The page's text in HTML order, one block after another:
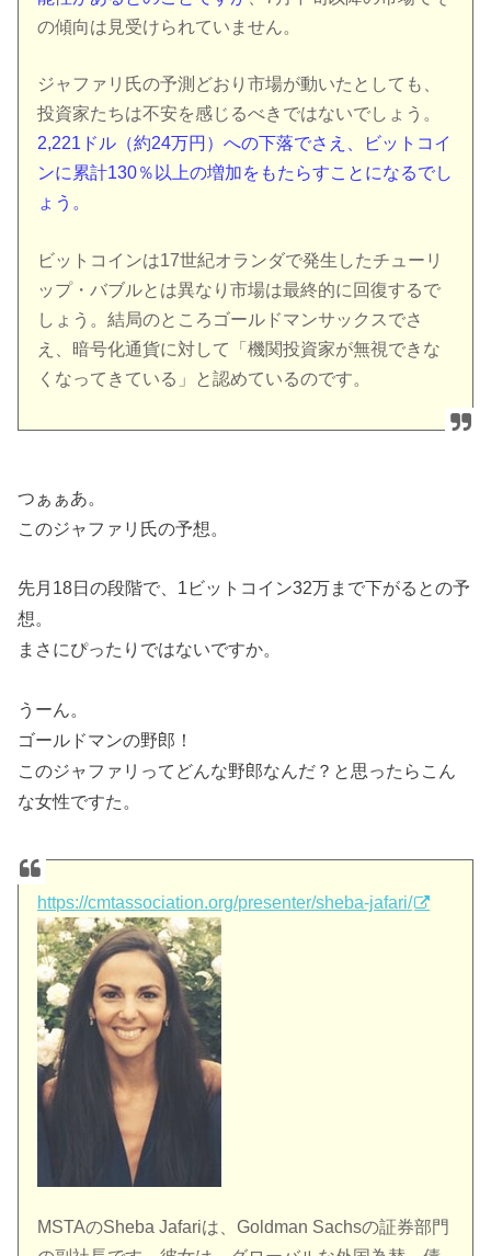
の傾向は見受けられていません。
ジャファリ氏の予測どおり市場が動いたとしても、
投資家たちは不安を感じるべきではないでしょう。
2,221ドル（約24万円）への下落でさえ、ビットコイ
ンに累計130％以上の増加をもたらすことになるでし
ょう。
ビットコインは17世紀オランダで発生したチューリ
ップ・バブルとは異なり市場は最終的に回復するで
しょう。結局のところゴールドマンサックスでさ
え、暗号化通貨に対して「機関投資家が無視できな
くなってきている」と認めているのです。
つぁぁあ。
このジャファリ氏の予想。
先月18日の段階で、1ビットコイン32万まで下がるとの予
想。
まさにぴったりではないですか。
うーん。
ゴールドマンの野郎！
このジャファリってどんな野郎なんだ？と思ったらこん
な女性ですた。
https://cmtassociation.org/presenter/sheba-jafari/
MSTAのSheba Jafariは、Goldman Sachsの証券部門